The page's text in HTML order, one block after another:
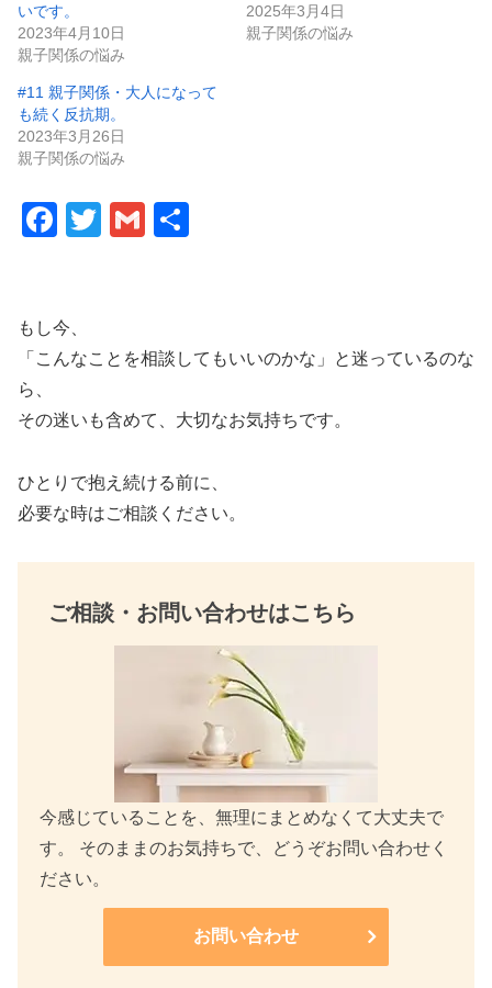
いです。
2023年4月10日
親子関係の悩み
2025年3月4日
親子関係の悩み
#11 親子関係・大人になって
も続く反抗期。
2023年3月26日
親子関係の悩み
F
e
b
o
k
T
G
もし今、
「こんなことを相談してもいいのかな」と迷っているのな
ら、
その迷いも含めて、大切なお気持ちです。
ひとりで抱え続ける前に、
必要な時はご相談ください。
ご相談・お問い合わせはこちら
今感じていることを、無理にまとめなくて大丈夫で
す。 そのままのお気持ちで、どうぞお問い合わせく
ださい。
お問い合わせ